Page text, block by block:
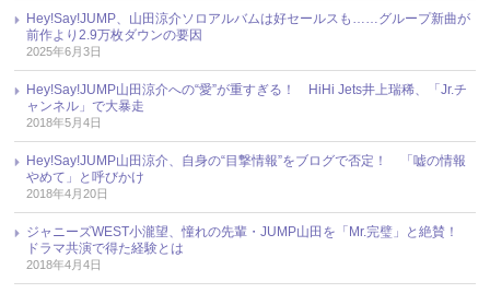
Hey!Say!JUMP、山田涼介ソロアルバムは好セールスも……グループ新曲が
前作より2.9万枚ダウンの要因
2025年6月3日
Hey!Say!JUMP山田涼介への“愛”が重すぎる！ HiHi Jets井上瑞稀、「Jr.チ
ャンネル」で大暴走
2018年5月4日
Hey!Say!JUMP山田涼介、自身の“目撃情報”をブログで否定！ 「嘘の情報
やめて」と呼びかけ
2018年4月20日
ジャニーズWEST小瀧望、憧れの先輩・JUMP山田を「Mr.完璧」と絶賛！
ドラマ共演で得た経験とは
2018年4月4日